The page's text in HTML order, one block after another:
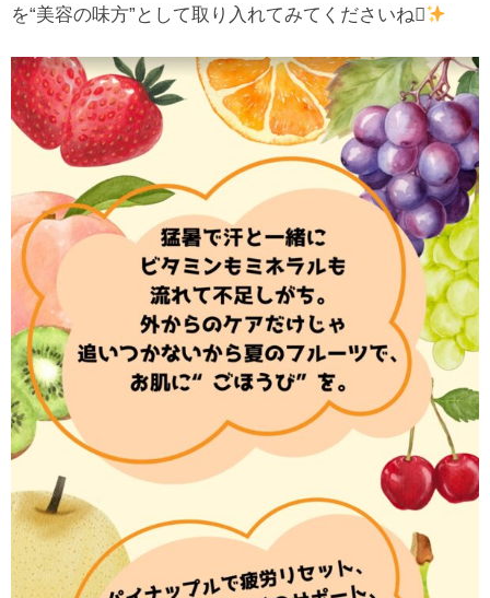
を“美容の味方”として取り入れてみてくださいね